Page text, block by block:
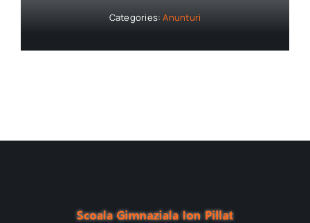
Categories:Anunturi